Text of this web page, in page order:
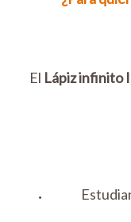
El Lápiz infinito